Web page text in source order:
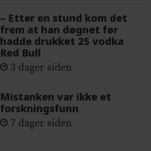
– Etter en stund kom det
frem at han døgnet før
hadde drukket 25 vodka
Red Bull
3 dager siden
Mistanken var ikke et
forskningsfunn
7 dager siden